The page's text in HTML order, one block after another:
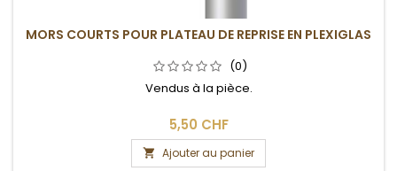
MORS COURTS POUR PLATEAU DE REPRISE EN PLEXIGLAS
(0)
Vendus à la pièce.
5,50 CHF
 Ajouter au panier